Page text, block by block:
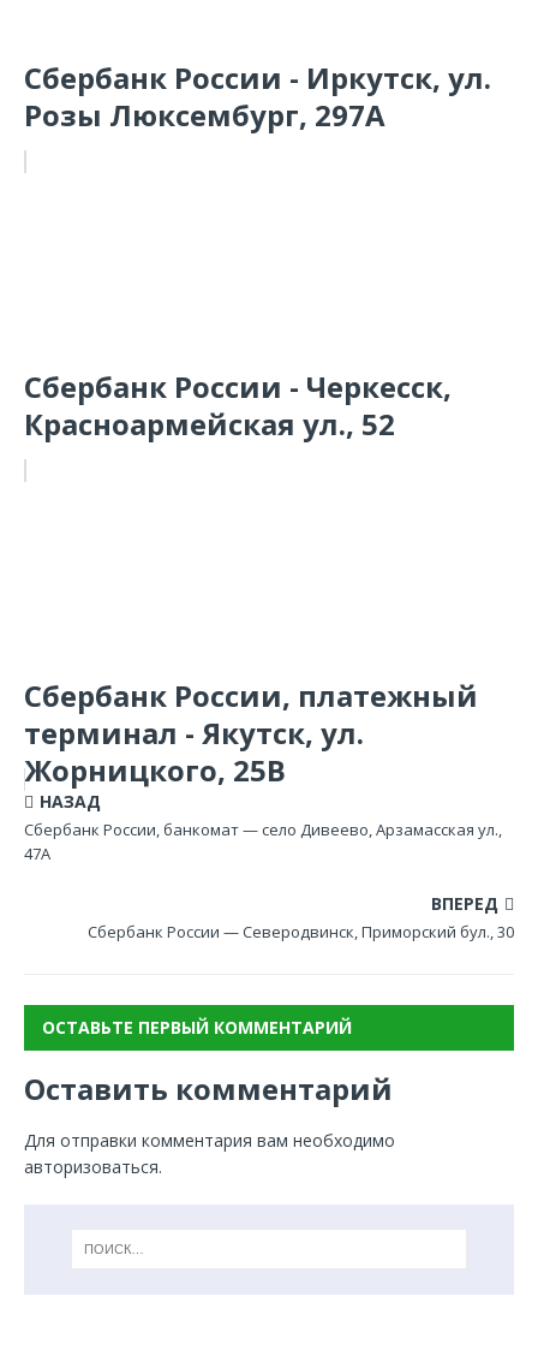
Сбербанк России - Иркутск, ул.
Розы Люксембург, 297А
Сбербанк России - Черкесск,
Красноармейская ул., 52
Сбербанк России, платежный
терминал - Якутск, ул.
Жорницкого, 25В
НАЗАД
Сбербанк России, банкомат — село Дивеево, Арзамасская ул.,
47А
ВПЕРЕД
Сбербанк России — Северодвинск, Приморский бул., 30
ОСТАВЬТЕ ПЕРВЫЙ КОММЕНТАРИЙ
Оставить комментарий
Для отправки комментария вам необходимо
авторизоваться.